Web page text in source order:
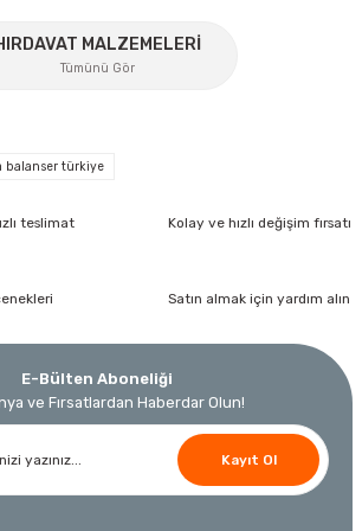
Uzaklık Ölçer-Lazer Metre 40Mt
TL
Boru Kaynak Makinesi 3 kVA
MALZEMELERİ
Tümünü Gör
40 Cm
balanser türkiye
teslimat Kolay ve hızlı değişim fırsatı
Satın almak için yardım alın
E-Bülten Aboneliği
ve Fırsatlardan Haberdar Olun!
Kayıt Ol